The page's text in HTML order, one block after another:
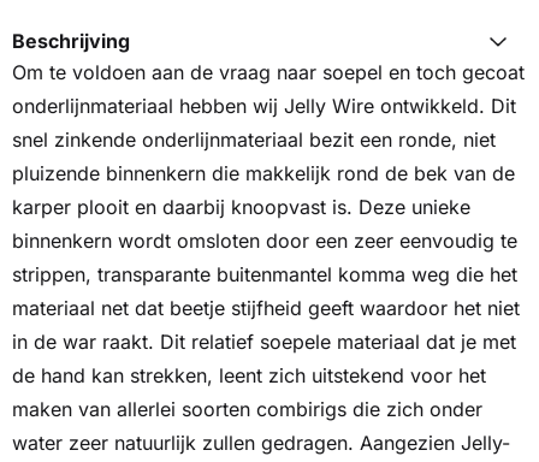
Beschrijving
Om te voldoen aan de vraag naar soepel en toch gecoat
onderlijnmateriaal hebben wij Jelly Wire ontwikkeld. Dit
snel zinkende onderlijnmateriaal bezit een ronde, niet
pluizende binnenkern die makkelijk rond de bek van de
karper plooit en daarbij knoopvast is. Deze unieke
binnenkern wordt omsloten door een zeer eenvoudig te
strippen, transparante buitenmantel komma weg die het
materiaal net dat beetje stijfheid geeft waardoor het niet
in de war raakt. Dit relatief soepele materiaal dat je met
de hand kan strekken, leent zich uitstekend voor het
maken van allerlei soorten combirigs die zich onder
water zeer natuurlijk zullen gedragen. Aangezien Jelly-